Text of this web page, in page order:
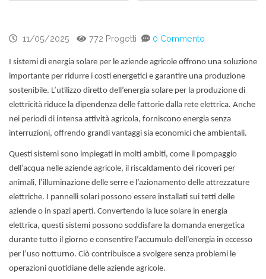
11/05/2025 772 Progetti 0 Commento
I sistemi di energia solare per le aziende agricole offrono una soluzione
importante per ridurre i costi energetici e garantire una produzione
sostenibile. L’utilizzo diretto dell’energia solare per la produzione di
elettricità riduce la dipendenza delle fattorie dalla rete elettrica. Anche
nei periodi di intensa attività agricola, forniscono energia senza
interruzioni, offrendo grandi vantaggi sia economici che ambientali.
Questi sistemi sono impiegati in molti ambiti, come il pompaggio
dell’acqua nelle aziende agricole, il riscaldamento dei ricoveri per
animali, l’illuminazione delle serre e l’azionamento delle attrezzature
elettriche. I pannelli solari possono essere installati sui tetti delle
aziende o in spazi aperti. Convertendo la luce solare in energia
elettrica, questi sistemi possono soddisfare la domanda energetica
durante tutto il giorno e consentire l’accumulo dell’energia in eccesso
per l’uso notturno. Ciò contribuisce a svolgere senza problemi le
operazioni quotidiane delle aziende agricole.